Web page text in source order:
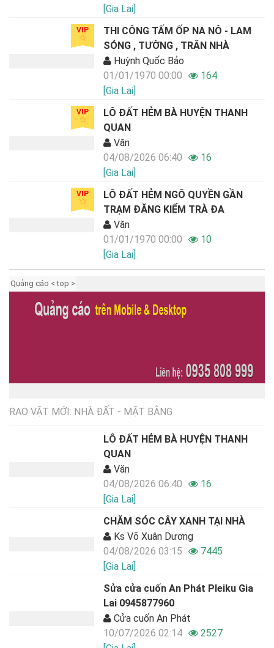
[Gia Lai]
VIP
THI CÔNG TẤM ỐP NA NÔ - LAM
SÓNG , TƯỜNG , TRÂN NHÀ
Huỳnh Quốc Bảo
01/01/1970 00:00
164
[Gia Lai]
VIP
LÔ ĐẤT HẺM BÀ HUYỆN THANH
QUAN
Văn
04/08/2026 06:40
16
[Gia Lai]
VIP
LÔ ĐẤT HẺM NGÔ QUYỀN GẦN
TRẠM ĐĂNG KIỂM TRÀ ĐA
Văn
01/01/1970 00:00
10
[Gia Lai]
Quảng cáo < top >
RAO VẶT MỚI: NHÀ ĐẤT - MẶT BẰNG
LÔ ĐẤT HẺM BÀ HUYỆN THANH
QUAN
Văn
04/08/2026 06:40
16
[Gia Lai]
CHĂM SÓC CÂY XANH TẠI NHÀ
Ks Võ Xuân Dương
04/08/2026 03:15
7445
[Gia Lai]
Sửa cửa cuốn An Phát Pleiku Gia
Lai 0945877960
Cửa cuốn An Phát
10/07/2026 02:14
2527